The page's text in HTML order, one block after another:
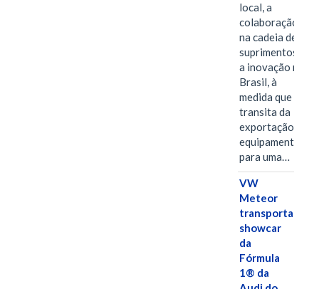
local, a
colaboração
na cadeia de
suprimentos e
a inovação no
Brasil, à
medida que
transita da
exportação de
equipamentos
para uma…
VW
Meteor
transporta
showcar
da
Fórmula
1® da